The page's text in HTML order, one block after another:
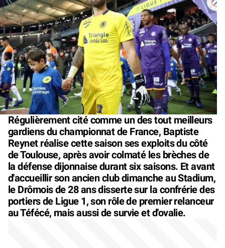
Régulièrement cité comme un des tout meilleurs
gardiens du championnat de France, Baptiste
Reynet réalise cette saison ses exploits du côté
de Toulouse, après avoir colmaté les brèches de
la défense dijonnaise durant six saisons. Et avant
d'accueillir son ancien club dimanche au Stadium,
le Drômois de 28 ans disserte sur la confrérie des
portiers de Ligue 1, son rôle de premier relanceur
au Téfécé, mais aussi de survie et d'ovalie.